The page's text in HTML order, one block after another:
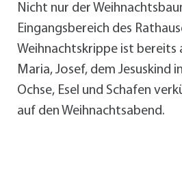
Nicht nur der
Eingangsbereich des
Weihnachtskrippe ist bereits
Maria, Josef, dem Jesuskind
Ochse, Esel und Schafen
auf den Weihnachtsabend.